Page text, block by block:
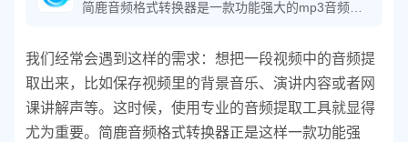
我们经常会遇到这样的需求：想把一段视频中的音频提
取出来，比如保存视频里的背景音乐、演讲内容或者网
课讲解声等。这时候，使用专业的音频提取工具就显得
尤为重要。简鹿音频格式转换器正是这样一款功能强